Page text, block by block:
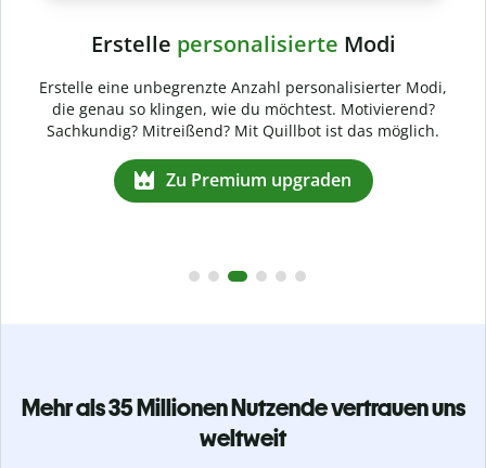
Modi,
Motivierend?
das möglich.
Mehr als 35 Millionen Nutzende vertrauen uns
weltweit